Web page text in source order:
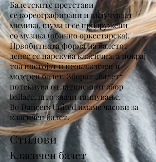
Балетските претстави
секореографирании вклучуваат
мимика, глума и се придружени
сомузика(обичнооркестарска).
Првобитната форма на балетот
денес се нарекува класична, а покрај
тоа постојат и неокласичен и
модерен балет. Зборот „балет“
потекнува од латинскиот збор
ballare, што значи танцување.
Во Dancers United имаме часови за
класичен балет.
Стилови
Класичен балет